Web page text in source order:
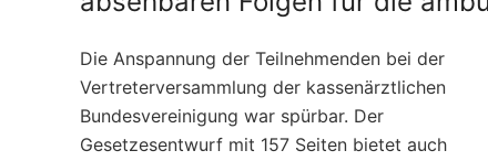
Die Anspannung der Teilnehmenden bei der
Vertreterversammlung der kassenärztlichen
Bundesvereinigung war spürbar. Der
Gesetzesentwurf mit 157 Seiten bietet auch